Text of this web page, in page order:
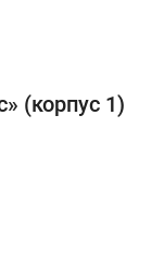
(корпус 1)